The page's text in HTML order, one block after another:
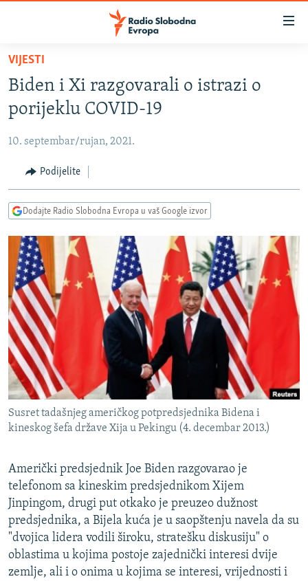
Pređite
glavni
sadržaj
Pređite
na
navigaciju
Pređite
na
VIJESTI
BOSNA I HERCEGOVINA
SRBIJA
KOSOVO
CRNA GORA
VIDEO
FOTOGALERIJE
INFOGRAFIKE
PODCASTI
RAT U UKRAJINI
KINA NA BALKANU
RSE PRIČE IZ SVIJETA
ISPRIČAJ MI
DNEVNO@RSE
SPECIJALI RSE
VIŠE OD NASLOVA
GENOCID U SREBRENICI
TV LIBERTY
POST SCRIPTUM
MOJA EVROPA
TRI DECENIJE OD RATA U BIH
SVE KARTE DEJTONA
PRATITE NAS
Sve RFE/RL stranice
VIJESTI
Biden i Xi razgovarali o istrazi o
porijeklu COVID-19
10. septembar/rujan, 2021.
Podijelite
Dodajte Radio Slobodna Evropa u vaš Google izvor
Susret tadašnjeg američkog potpredsjednika Bidena i
kineskog šefa države Xija u Pekingu (4. decembar 2013.)
Američki predsjednik Joe Biden razgovarao je
telefonom sa kineskim predsjednikom Xijem
Jinpingom, drugi put otkako je preuzeo dužnost
predsjednika, a Bijela kuća je u saopštenju navela da su
"dvojica lidera vodili široku, stratešku diskusiju" o
oblastima u kojima postoje zajednički interesi dvije
zemlje, ali i o onima u kojima se interesi, vrijednosti i